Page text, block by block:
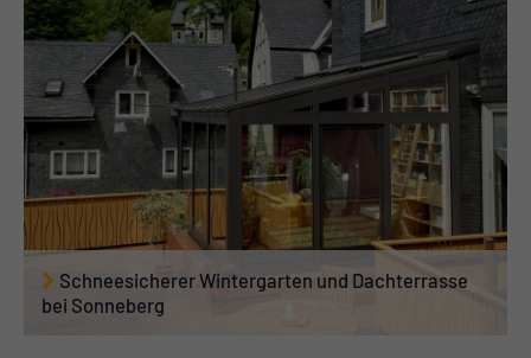
Schneesicherer Wintergarten und Dachterrasse
bei Sonneberg